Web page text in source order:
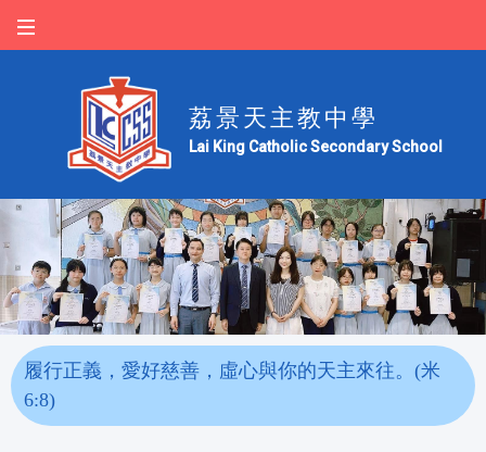
荔景天主教中學
Lai King Catholic Secondary School
履行正義，愛好慈善，虛心與你的天主來往。(米
6:8)